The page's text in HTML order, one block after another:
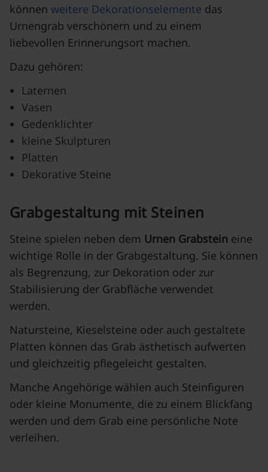
können weitere Dekorationselemente das
Urnengrab verschönern und zu einem
liebevollen Erinnerungsort machen.
Dazu gehören:
Laternen
Vasen
Gedenklichter
kleine Skulpturen
Platten
Dekorative Steine
Grabgestaltung mit Steinen
Steine spielen neben dem Urnen Grabstein eine
wichtige Rolle in der Grabgestaltung. Sie können
als Begrenzung, zur Dekoration oder zur
Stabilisierung der Grabfläche verwendet
werden.
Natursteine, Kieselsteine oder auch gestaltete
Platten können das Grab ästhetisch aufwerten
und gleichzeitig pflegeleicht gestalten.
Manche Angehörige wählen auch Steinfiguren
oder kleine Monumente, die zu einem Blickfang
werden und dem Grab eine persönliche Note
verleihen.